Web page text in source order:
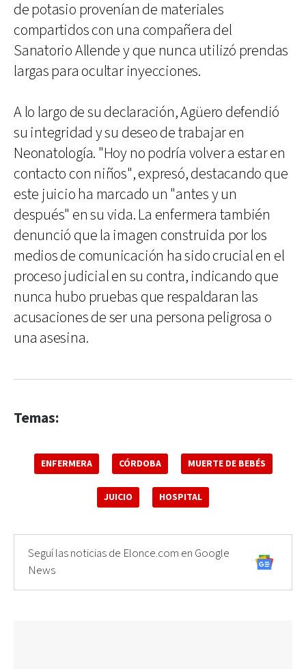
de potasio provenían de materiales
compartidos con una compañera del
Sanatorio Allende y que nunca utilizó prendas
largas para ocultar inyecciones.
A lo largo de su declaración, Agüero defendió
su integridad y su deseo de trabajar en
Neonatología. "Hoy no podría volver a estar en
contacto con niños", expresó, destacando que
este juicio ha marcado un "antes y un
después" en su vida. La enfermera también
denunció que la imagen construida por los
medios de comunicación ha sido crucial en el
proceso judicial en su contra, indicando que
nunca hubo pruebas que respaldaran las
acusaciones de ser una persona peligrosa o
una asesina.
Temas:
ENFERMERA CÓRDOBA MUERTE DE BEBÉS
JUICIO HOSPITAL
Seguí las noticias de Elonce.com en Google
News